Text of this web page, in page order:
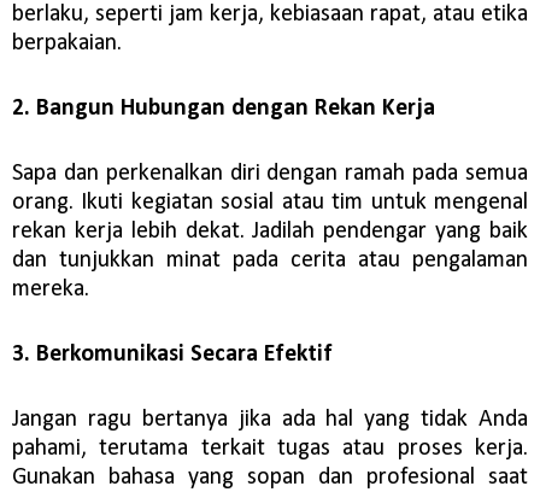
berlaku, seperti jam kerja, kebiasaan rapat, atau etika
berpakaian.
2. Bangun Hubungan dengan Rekan Kerja
Sapa dan perkenalkan diri dengan ramah pada semua
orang. Ikuti kegiatan sosial atau tim untuk mengenal
rekan kerja lebih dekat. Jadilah pendengar yang baik
dan tunjukkan minat pada cerita atau pengalaman
mereka.
3. Berkomunikasi Secara Efektif
Jangan ragu bertanya jika ada hal yang tidak Anda
pahami, terutama terkait tugas atau proses kerja.
Gunakan bahasa yang sopan dan profesional saat